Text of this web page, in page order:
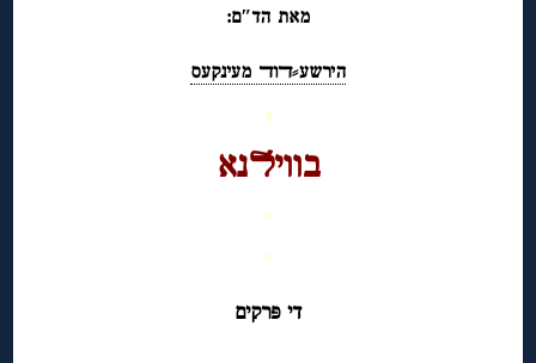
מאת הד″ם:
הירשע⸗ﬢוﬢ מעינקעס
◊
בוויﬥנא
◊
◊
די פּרקים